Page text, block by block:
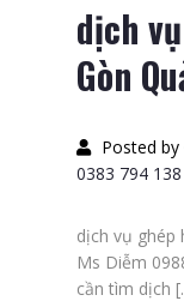
dịch
Gòn
Posted
0383 794 138
dịch vụ ghép
Ms Diễm
cần tìm dịch